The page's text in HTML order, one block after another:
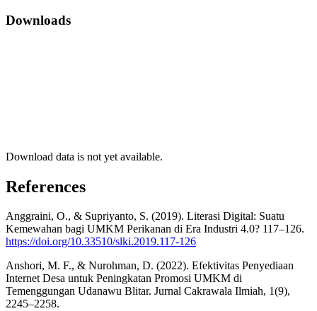
Downloads
Download data is not yet available.
References
Anggraini, O., & Supriyanto, S. (2019). Literasi Digital: Suatu
Kemewahan bagi UMKM Perikanan di Era Industri 4.0? 117–126.
https://doi.org/10.33510/slki.2019.117-126
Anshori, M. F., & Nurohman, D. (2022). Efektivitas Penyediaan
Internet Desa untuk Peningkatan Promosi UMKM di
Temenggungan Udanawu Blitar. Jurnal Cakrawala Ilmiah, 1(9),
2245–2258.